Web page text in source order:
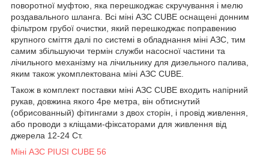
поворотної муфтою, яка перешкоджає скручування і мелю
роздавального шланга. Всі міні АЗС CUBE оснащені донним
фільтром грубої очистки, який перешкоджає поправению
крупного сміття далі по системі в обладнання міні АЗС, тим
самим збільшуючи термін служби насосної частини та
лічильного механізму на лічильнику для дизельного палива,
яким також укомплектована міні АЗС CUBE.
Також в комплект поставки міні АЗС CUBE входить напірний
рукав, довжина якого 4ре метра, він обтиснутий
(обрисованный) фітингами з двох сторін, і провід живлення,
або проводи з кліщами-фіксаторами для живлення від
джерела 12-24 Ст.
Міні АЗС PIUSI CUBE 56